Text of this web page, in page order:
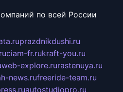
по всей России
prazdnikdushi.ru
ciam-fr.rukraft-you.ru
web-explore.rurastenuya.ru
news.rufreeride-team.ru
autostudiopro.ru